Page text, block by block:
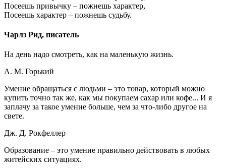
Посеешь привычку – пожнешь характер,
Посеешь характер – пожнешь судьбу.
Чарлз Рид, писатель
На день надо смотреть, как на маленькую жизнь.
А. М. Горький
Умение обращаться с людьми – это товар, который можно
купить точно так же, как мы покупаем сахар или кофе... И я
заплачу за такое умение больше, чем за что-либо другое на
свете.
Дж. Д. Рокфеллер
Образование – это умение правильно действовать в любых
житейских ситуациях.